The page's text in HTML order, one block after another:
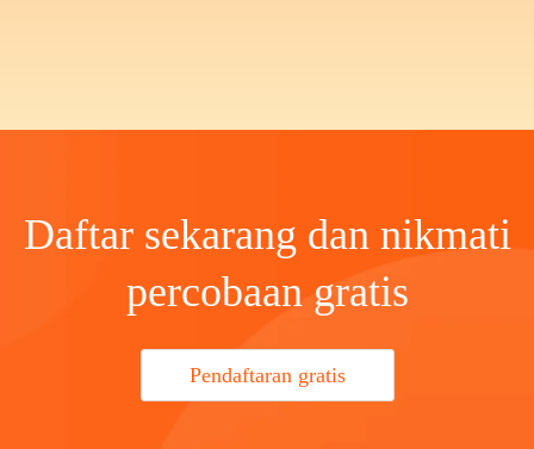
Daftar sekarang dan nikmati
percobaan gratis
Pendaftaran gratis